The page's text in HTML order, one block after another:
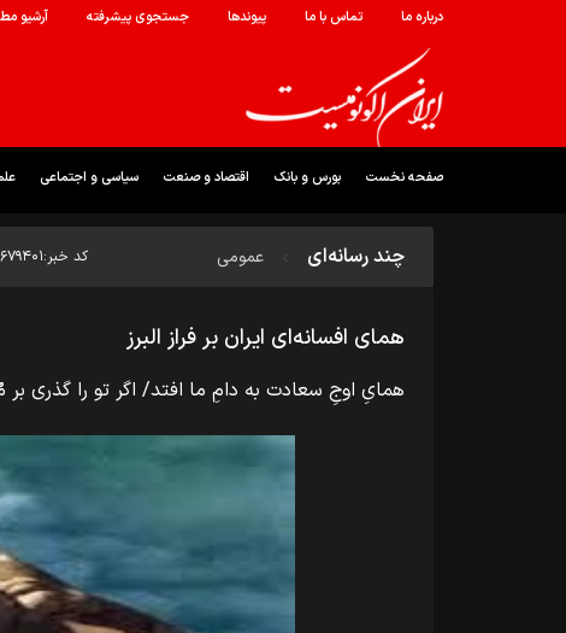
درباره ما تماس با ما پیوندها جستجوی پیشرفته آرشیو
صفحه نخست بورس و بانک اقتصاد و صنعت سیاسی و اجتماعی
چند رسانه‌ای عمومی کد خبر:۶۷۹۴۰۱
همای افسانه‌ای ایران بر فراز البرز
همایِ اوجِ سعادت به دامِ ما افتد/ اگر تو را گذری بر